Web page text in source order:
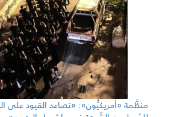
منظَّمة «أمريكيُّون»: «تصاعد القيود على الحريّات